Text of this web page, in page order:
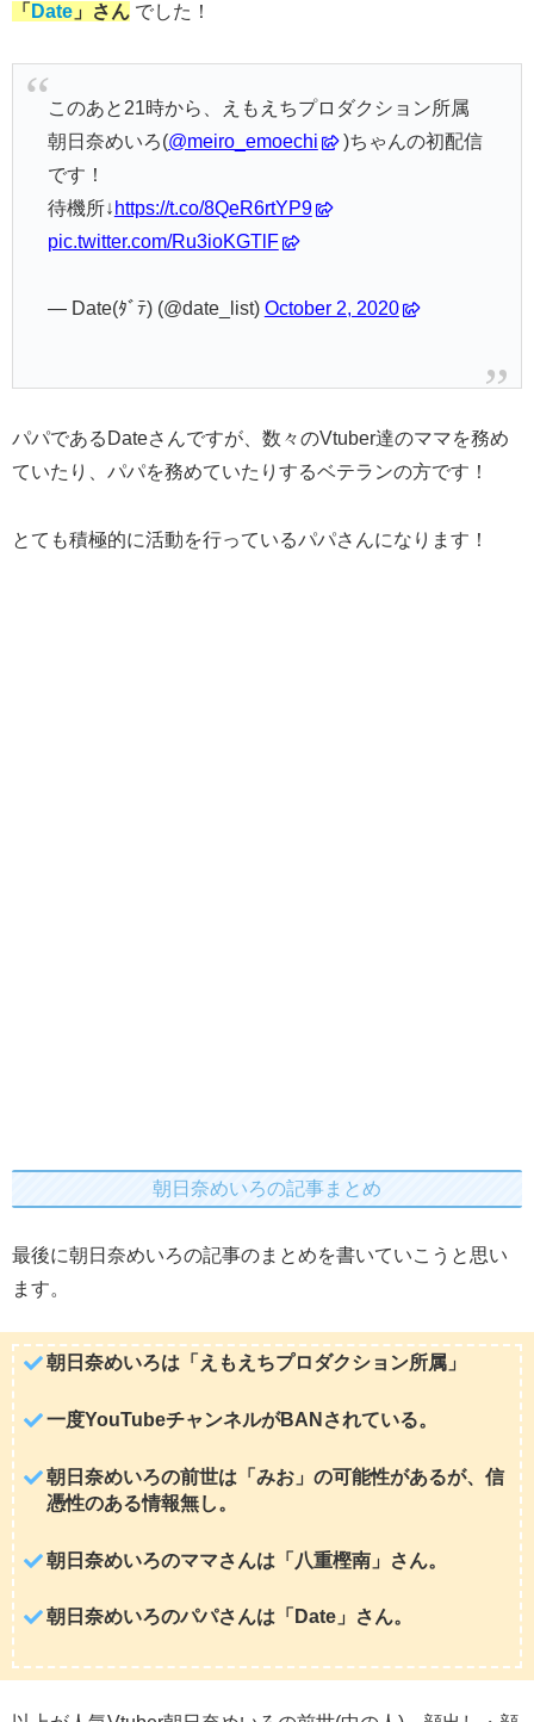
「 Date 」さん でした！
このあと21時から、えもえちプロダクション所属
朝日奈めいろ(@meiro_emoechi
)ちゃんの初配信
です！
待機所↓ https://t.co/8QeR6rtYP9
pic.twitter.com/Ru3ioKGTlF
— Date(ﾀﾞﾃ) (@date_list) October 2, 2020
パパであるDateさんですが、数々のVtuber達のママを務め
ていたり、パパを務めていたりするベテランの方です！
とても積極的に活動を行っているパパさんになります！
朝日奈めいろの記事まとめ
最後に朝日奈めいろの記事のまとめを書いていこうと思い
ます。
朝日奈めいろは「えもえちプロダクション所属」
一度YouTubeチャンネルがBANされている。
朝日奈めいろの前世は「みお」の可能性があるが、信
憑性のある情報無し。
朝日奈めいろのママさんは「八重樫南」さん。
朝日奈めいろのパパさんは「Date」さん。